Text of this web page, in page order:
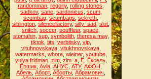
randomman regoriy, rolling stones
sadkov, sane, sardonicus scum,
scumbag scumbags sekreth
siblington silencefactory, silly_sad slut
snitch soccer, souffleur, space
stomahin, sup, symbolith, theresa may,
tiktok tits verbitsky, vip,
vituhnovskaya, vitukhnovskaya,
watermarks whore, wieiner, youtube,
yulya fridman, zim, zim_a, Ё, Ёксель,
Ёршик Аvla АНУС АТУ, АФОН
Абель Аборт, Аборты Абрамович